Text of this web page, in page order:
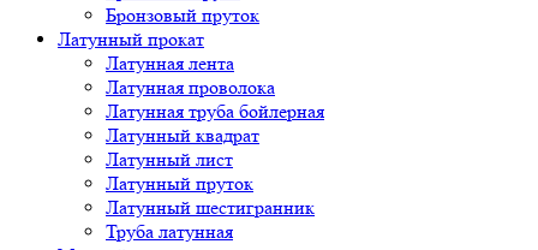
Бронзовый пруток
Латунный прокат
Латунная лента
Латунная проволока
Латунная труба бойлерная
Латунный квадрат
Латунный лист
Латунный пруток
Латунный шестигранник
Труба латунная